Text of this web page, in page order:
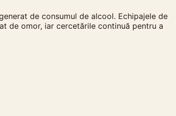
de consumul de alcool. Echipajele de
de omor, iar cercetările continuă pentru a